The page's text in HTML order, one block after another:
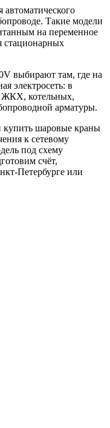
Такие модели
на переменное
стационарных
выбирают там, где на
электросеть: в
ЖКХ, котельных,
арматуры.
купить шаровые краны
к сетевому
под схему
счёт,
Петербурге или